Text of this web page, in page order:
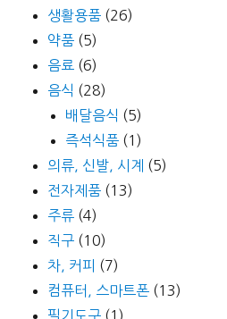
생활용품 (26)
약품 (5)
음료 (6)
음식 (28)
배달음식 (5)
즉석식품 (1)
의류, 신발, 시계 (5)
전자제품 (13)
주류 (4)
직구 (10)
차, 커피 (7)
컴퓨터, 스마트폰 (13)
필기도구 (1)